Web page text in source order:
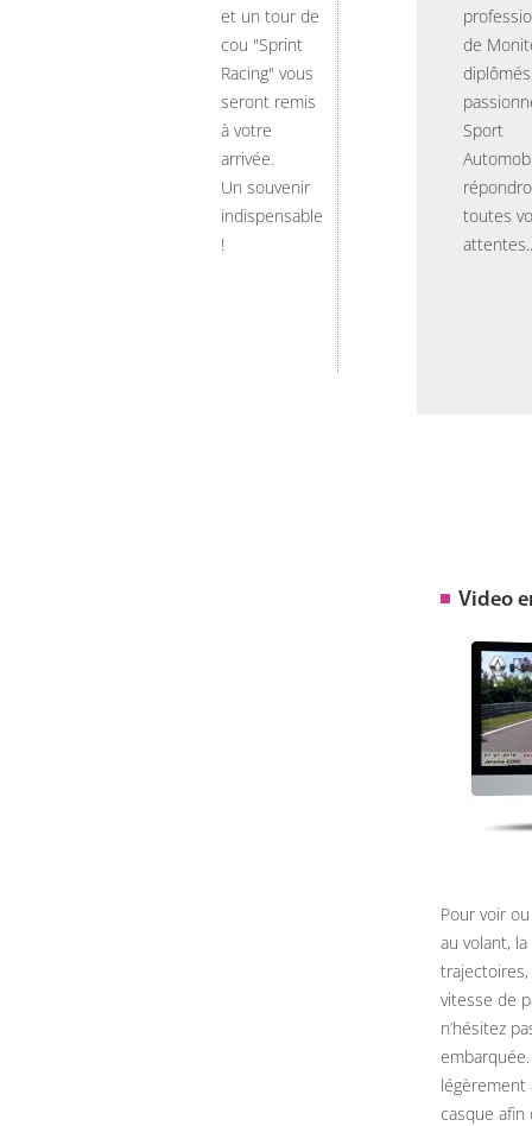
et un tour de
cou "Sprint
Racing" vous
seront remis
à votre
arrivée.
Un souvenir
indispensable
!
de
Sport
toutes
Video
Pour voir
au volant,
vitesse de
n’hésitez
légèrement
casque afin